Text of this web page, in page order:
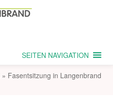
SEITEN NAVIGATION
» Fasentsitzung in Langenbrand